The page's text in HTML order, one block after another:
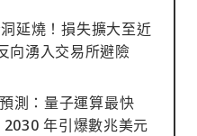
延燒！損失擴大至近
向湧入交易所避險
測：量子運算最快
年引爆數兆美元